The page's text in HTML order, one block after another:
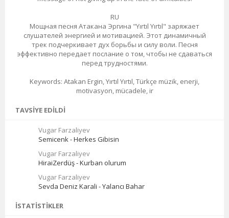
RU
Мощная песня Атакана Эргина "Yırtıl Yırtıl" заряжает
слушателей энергией и мотивацией. Этот динамичный
трек подчеркивает дух борьбы и силу воли. Песня
эффективно передает послание о том, чтобы не сдаваться
перед трудностями.
Keywords: Atakan Ergin, Yırtıl Yırtıl, Türkçe müzik, enerji,
motivasyon, mücadele, ir
TAVSIYE EDILDI
Vugar Farzaliyev
Semicenk - Herkes Gibisin
Vugar Farzaliyev
HiraiZerdüş - Kurban olurum
Vugar Farzaliyev
Sevda Deniz Karali - Yalancı Bahar
İSTATISTIKLER